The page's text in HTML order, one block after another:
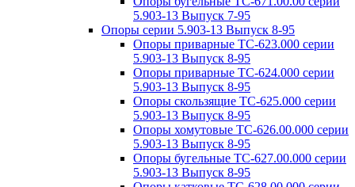
5.903-13 Выпуск 7-95
Опоры серии 5.903-13 Выпуск 8-95
Опоры приварные ТС-623.000 серии
5.903-13 Выпуск 8-95
Опоры приварные ТС-624.000 серии
5.903-13 Выпуск 8-95
Опоры скользящие ТС-625.000 серии
5.903-13 Выпуск 8-95
Опоры хомутовые ТС-626.00.000 серии
5.903-13 Выпуск 8-95
Опоры бугельные ТС-627.00.000 серии
5.903-13 Выпуск 8-95